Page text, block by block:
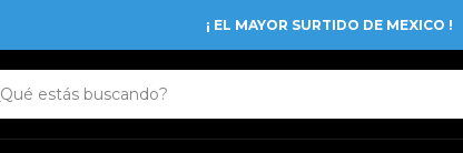
¡ EL MAYOR SURTIDO DE MEXICO !